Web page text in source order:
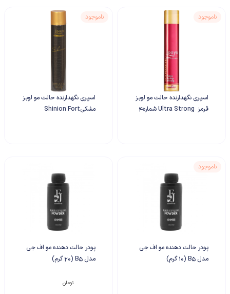
اسپری نگهدارنده حالت مو لویز
قرمز Ultra Strong شماره4
ناموجود
اسپری نگهدارنده حالت مو لویز
مشکیShinion Fort
ناموجود
پودر حالت دهنده مو اف جی
مدل B5 (10 گرم)
ناموجود
پودر حالت دهنده مو اف جی
مدل B5 (20 گرم)
تومان